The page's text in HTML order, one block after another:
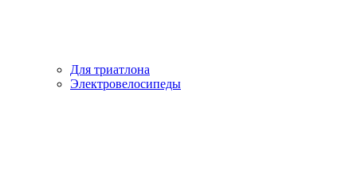
Для триатлона
Электровелосипеды